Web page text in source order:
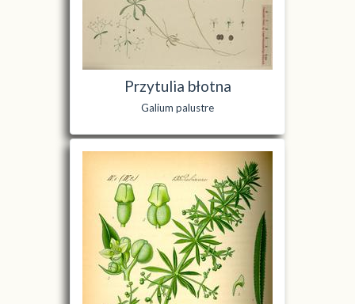
Przytulia błotna
Galium palustre